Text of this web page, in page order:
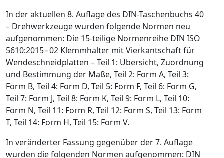
In der aktuellen 8. Auflage des DIN-Taschenbuchs 40
– Drehwerkzeuge wurden folgende Normen neu
aufgenommen: Die 15-teilige Normenreihe DIN ISO
5610:2015−02 Klemmhalter mit Vierkantschaft für
Wendeschneidplatten – Teil 1: Übersicht, Zuordnung
und Bestimmung der Maße, Teil 2: Form A, Teil 3:
Form B, Teil 4: Form D, Teil 5: Form F, Teil 6: Form G,
Teil 7: Form J, Teil 8: Form K, Teil 9: Form L, Teil 10:
Form N, Teil 11: Form R, Teil 12: Form S, Teil 13: Form
T, Teil 14: Form H, Teil 15: Form V.
In veränderter Fassung gegenüber der 7. Auflage
wurden die folgenden Normen aufgenommen: DIN